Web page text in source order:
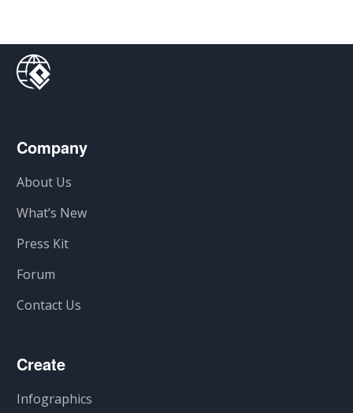
Company
About Us
What’s New
Press Kit
Forum
Contact Us
Create
Infographics